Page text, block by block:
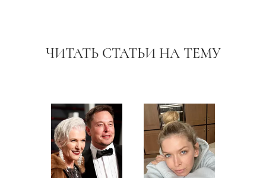
ЧИТАТЬ СТАТЬИ НА ТЕМУ